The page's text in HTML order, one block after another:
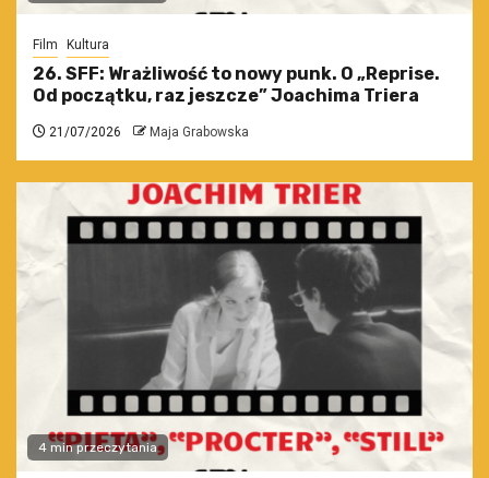
Film Kultura
26. SFF: Wrażliwość to nowy punk. O „Reprise.
Od początku, raz jeszcze” Joachima Triera
21/07/2026 Maja Grabowska
4 min przeczytania